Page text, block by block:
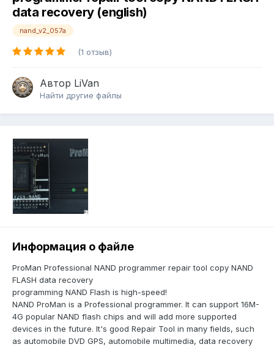
data recovery (english)
nand_v2_057a
(1 отзыв)
Автор LiVan
Найти другие файлы
Информация о файле
ProMan Professional NAND programmer repair tool copy NAND
FLASH data recovery
programming NAND Flash is high-speed!
NAND ProMan is a Professional programmer. It can support 16M-
4G popular NAND flash chips and will add more supported
devices in the future. It's good Repair Tool in many fields, such
as automobile DVD GPS, automobile multimedia, data recovery